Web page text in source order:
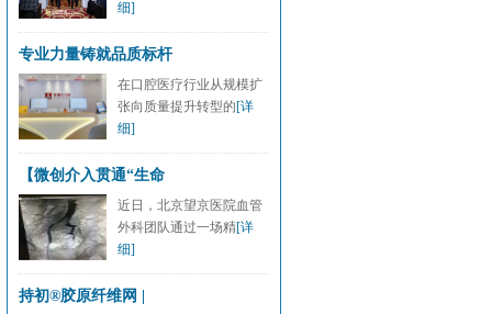
细]
专业力量铸就品质标杆
在口腔医疗行业从规模扩
张向质量提升转型的[详
细]
【微创介入贯通“生命
近日，北京望京医院血管
外科团队通过一场精[详
细]
持初®胶原纤维网 |